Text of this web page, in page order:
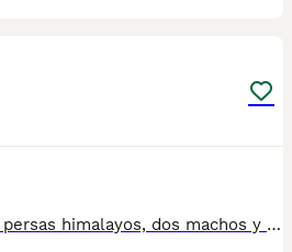
Nueva camada de gatos persas himalayos, dos machos y dos hembras, nacidos el 21 de junio, se entregan vacunados desparacitado y con cartilla para más información por wasap al 610704512